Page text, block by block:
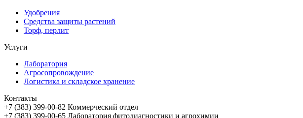
Удобрения
Средства защиты растений
Торф, перлит
Услуги
Лаборатория
Агросопровождение
Логистика и складское хранение
Контакты
+7 (383) 399-00-82 Коммерческий отдел
+7 (383) 399-00-65 Лаборатория фитодиагностики и агрохимии